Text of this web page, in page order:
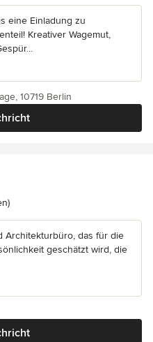
eine Einladung zu
Kreativer Wagemut,
10719 Berlin
von 5 Sternen
Architekturbüro, das für die
geschätzt wird, die